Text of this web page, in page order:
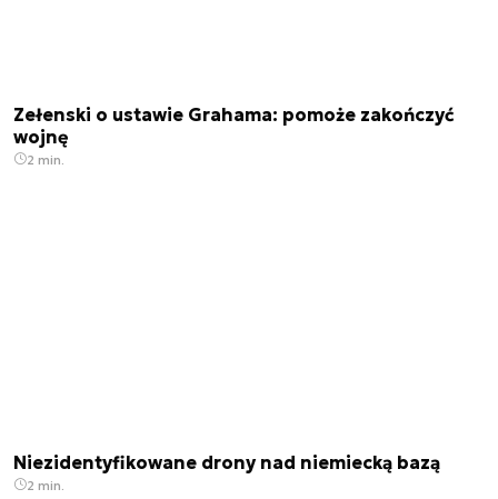
Zełenski o ustawie Grahama: pomoże zakończyć
wojnę
2 min.
Niezidentyfikowane drony nad niemiecką bazą
2 min.